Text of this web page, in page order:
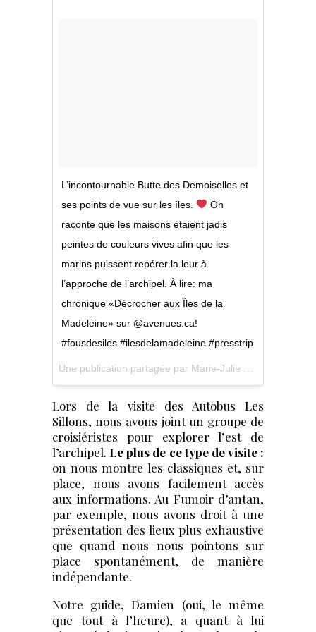
L’incontournable Butte des Demoiselles et
ses points de vue sur les îles.
On
raconte que les maisons étaient jadis
peintes de couleurs vives afin que les
marins puissent repérer la leur à
l’approche de l’archipel. À lire: ma
chronique «Décrocher aux Îles de la
Madeleine» sur @avenues.ca!
#fousdesiles #ilesdelamadeleine #presstrip
Une publication partagée par Marie-Julie G / Taxi-Brousse
Lors de la visite des Autobus Les
Sillons, nous avons joint un groupe de
croisiéristes pour explorer l’est de
l’archipel. Le plus de ce type de visite :
on nous montre les classiques et, sur
place, nous avons facilement accès
aux informations. Au Fumoir d’antan,
par exemple, nous avons droit à une
présentation des lieux plus exhaustive
que quand nous nous pointons sur
place spontanément, de manière
indépendante.
Notre guide, Damien (oui, le même
que tout à l’heure), a quant à lui